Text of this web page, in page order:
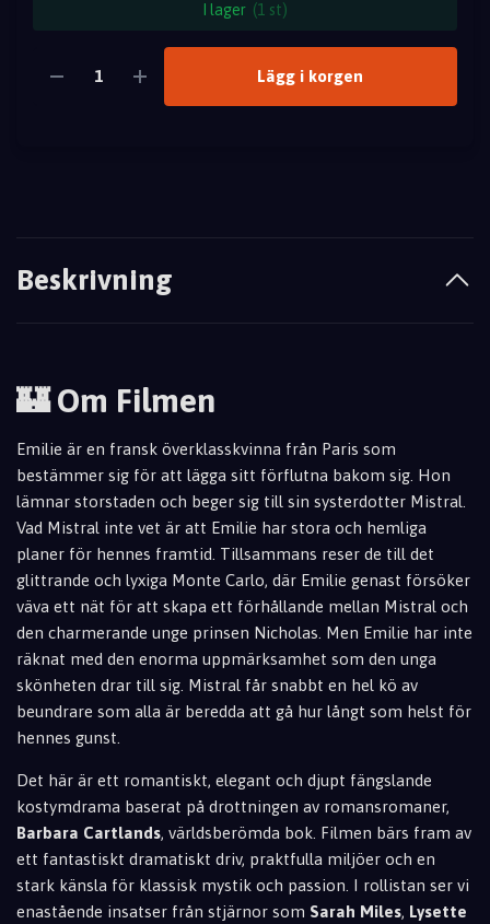
I lager (1 st)
Lägg i korgen
Beskrivning
🏰 Om Filmen
Emilie är en fransk överklasskvinna från Paris som
bestämmer sig för att lägga sitt förflutna bakom sig. Hon
lämnar storstaden och beger sig till sin systerdotter Mistral.
Vad Mistral inte vet är att Emilie har stora och hemliga
planer för hennes framtid. Tillsammans reser de till det
glittrande och lyxiga Monte Carlo, där Emilie genast försöker
väva ett nät för att skapa ett förhållande mellan Mistral och
den charmerande unge prinsen Nicholas. Men Emilie har inte
räknat med den enorma uppmärksamhet som den unga
skönheten drar till sig. Mistral får snabbt en hel kö av
beundrare som alla är beredda att gå hur långt som helst för
hennes gunst.
Det här är ett romantiskt, elegant och djupt fängslande
kostymdrama baserat på drottningen av romansromaner,
Barbara Cartlands, världsberömda bok. Filmen bärs fram av
ett fantastiskt dramatiskt driv, praktfulla miljöer och en
stark känsla för klassisk mystik och passion. I rollistan ser vi
enastående insatser från stjärnor som Sarah Miles, Lysette